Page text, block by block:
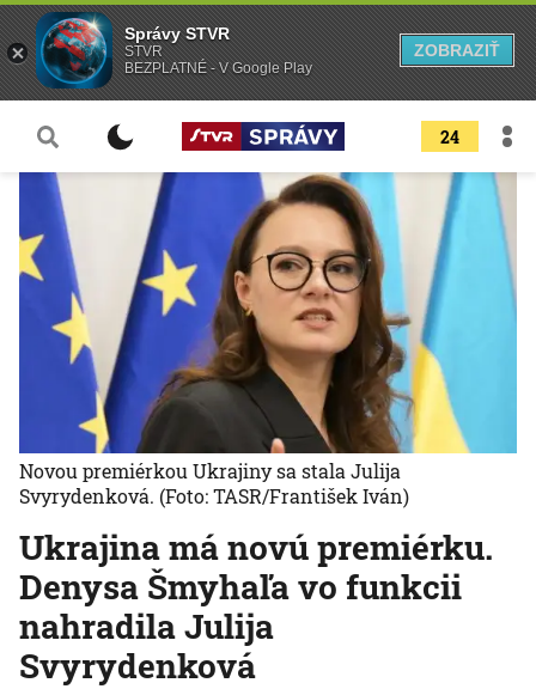
24
Ukrajina má novú premiérku.
Denysa Šmyhaľa vo funkcii
nahradila Julija
Svyrydenková
Novou premiérkou Ukrajiny sa stala Julija
Svyrydenková. (Foto: TASR/František Iván)
Správy STVR
STVR
BEZPLATNÉ - V Google Play
ZOBRAZIŤ